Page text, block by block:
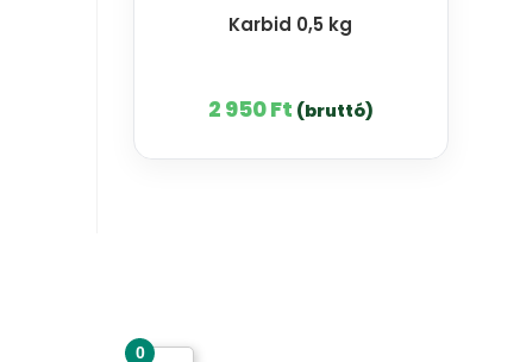
Karbid 0,5 kg
2 950Ft (bruttó)
Csodás kertek vízpazarlás nélkül
0